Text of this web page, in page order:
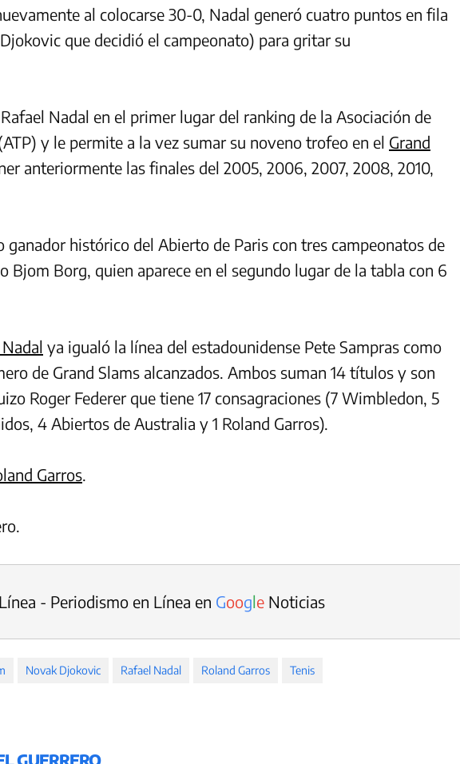
al colocarse 30-0, Nadal generó cuatro puntos en fila
que decidió el campeonato) para gritar su
Nadal en el primer lugar del ranking de la Asociación de
y le permite a la vez sumar su noveno trofeo en el Grand
anteriormente las finales del 2005, 2006, 2007, 2008, 2010,
ganador histórico del Abierto de Paris con tres campeonatos de
Bjom Borg, quien aparece en el segundo lugar de la tabla con 6
ya igualó la línea del estadounidense Pete Sampras como
de Grand Slams alcanzados. Ambos suman 14 títulos y son
Roger Federer que tiene 17 consagraciones (7 Wimbledon, 5
4 Abiertos de Australia y 1 Roland Garros).
Garros.
- Periodismo en Línea en GoogleNoticias
Novak Djokovic Rafael Nadal Roland Garros Tenis
GUERRERO